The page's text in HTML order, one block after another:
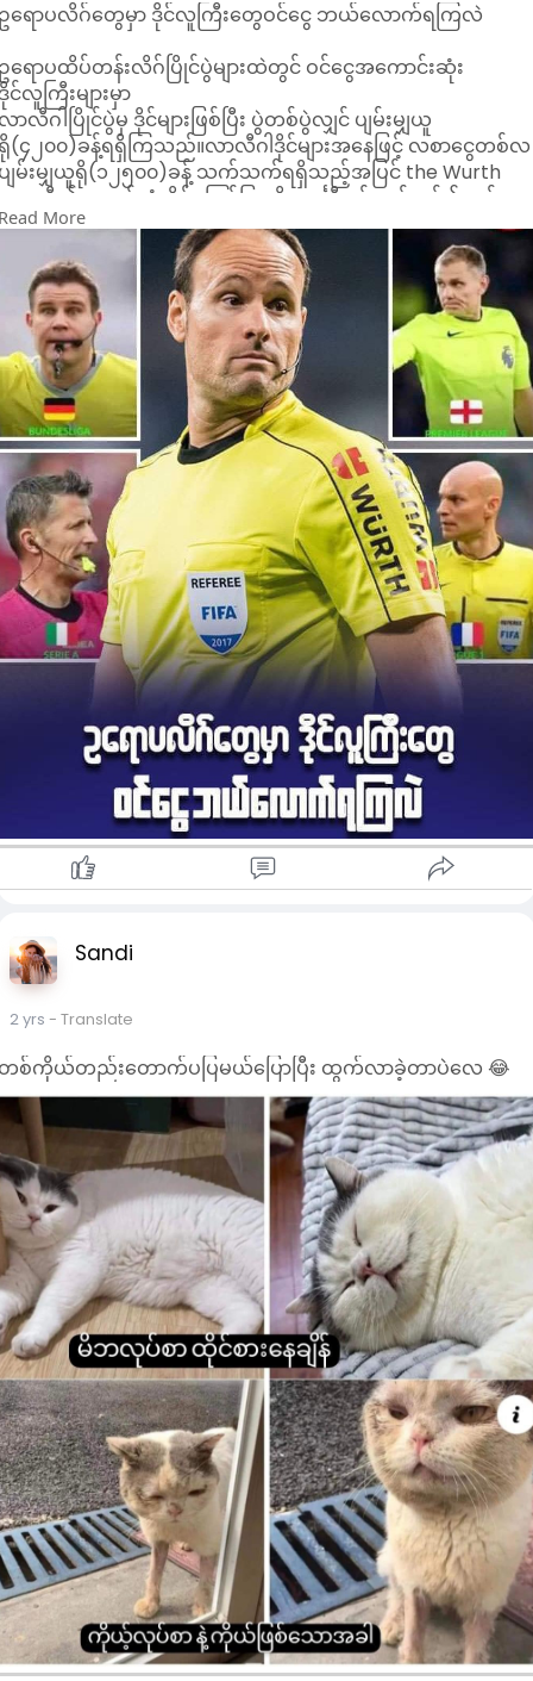
ရောပလိဂ်တွေမှာ ဒိုင်လူကြီးတွေဝင်ငွေ ဘယ်လောက်ရကြလဲ
ရောပထိပ်တန်းလိဂ်ပြိုင်ပွဲများထဲတွင် ဝင်ငွေအကောင်းဆုံး
င်လူကြီးများမှာ
ာလီဂါပြိုင်ပွဲမှ ဒိုင်များဖြစ်ပြီး ပွဲတစ်ပွဲလျှင် ပျမ်းမျှယူ
(၄၂၀၀)ခန့်ရရှိကြသည်။လာလီဂါဒိုင်များအနေဖြင့် လစာငွေတစ်လ
ျမ်းမျှယူရို(၁၂၅၀၀)ခန့် သက်သက်ရရှိသည့်အပြင် the Wurth
မ္ပဏီ၏ အမှတ်တံဆိပ်ကြော်ငြာကို အင်္ကျီတွင် ဝတ်ဆင်၍စပွန်ဆာ
ြေး တစ်နှစ် ယူရို(၂၅၀၀၀)ခန့်လည်း ထပ်မံရရှိကြသည်။ပရီးမီး
ားလိဂ်ဒိုင်များမှာ နာမည်ကျော်ကြားသော်လည်း ဥရောပထိပ်တန်း
ဂ်များမှ ဒိုင်များထဲတွင် ဝင်ငွေအနည်းဆုံးဖြစ်ကြသည်။ပရီးမီး
ားလိဂ်ဒိုင်လူကြီးများအနေဖြင့် ပွဲတစ်ပွဲလျှင် ပျမ်းမျှယူ
(၁၃၀၀)ခန့်သာရရှိကြပြီး လစာငွေတစ်လ ပျမ်းမျှယူရို(၃၇၀၀)ခန့်
ာ ရရှိသည်။ ဒိုင်များအနေဖြင့် အတွေ့အကြုံအပေါ်မူတည်၍ တစ်
းနှင့်တစ်ဦး ဝင်ငွေအနည်းနှင့်အများ ကွာခြားကြောင်းသိရသည်။စီး
းအေဒိုင်လူကြီးများမှာ ပွဲကြေးတစ်ပွဲပျမ်းမျှ ယူရို(၃၄၀၀)၊လစာငွေ
ရို(၃၉၀၀)မှ(၆၅၀၀)ကြား၊ဘွန်ဒက်စ်လီဂါဒိုင်လူကြီးများမှာ ပွဲ
ြေးတစ်ပွဲပျမ်းမျှ ယူရို(၃၆၀၀)၊ လစာငွေယူ
(၂၅၀၀)မှ(၆၀၀၀)ကြား၊ပြင်သစ်လိဂ်ဝမ်းဒိုင်လူကြီးများမှာ ပွဲကြေ
စ်ပွဲပျမ်းမျှ ယူရို(၂၉၀၀)၊လစာငွေယူရို(၆၀၀၀)ခန့်၊ပေါ်တူဂီလိဂ်
င်လူကြီးများမှာ ပွဲကြေးတစ်ပွဲပျမ်းမျှ ယူရို(၁၅၀၀)၊လစာငွေယူ
(၇၅၀)မှ(၂၅၀၀)ကြား အသီးသီးရရှိကြသည်။ယင်းဒိုင်လူကြီးများ
ချန်ပီယံလိဂ်ပွဲစဉ်တစ်ပွဲကိုင်တွယ်ခွင့်ရလျှင် ပွဲကြေး ယူရို(၇၀၀၀)စီ
ရှိကြကြောင်းလည်း သိရသည်။VAR ဒိုင်များမှာ ကွင်းလယ်ဒိုင်များ
ောက် ပွဲကြေးမရဘဲ လာလီဂါတွင် ယူရို(၂၁၀၀)၊ပရီးမီးယားလိဂ်
င် ယူရို(၁၀၀၀)၊စီးရီးအေတွင် ယူရို(၁၅၀၀)၊ဘွန်ဒက်စ်လီဂါတွင်
(၁၁၀၀)၊ပြင်သစ်လိဂ်ဝမ်းတွင် ယူရို(၉၀၀)၊ပေါ်တူဂီလိဂ်တွင် ယူ
(၄၈၀) အစရှိသဖြင့် ရရှိကြကြောင်း သိရသည်။
More
Sandi
2 yrs - Translate
စ်ကိုယ်တည်း​တောက်ပပြမယ်​ပြောပြီး ထွက်လာခဲ့တာပဲ​လေ 😂